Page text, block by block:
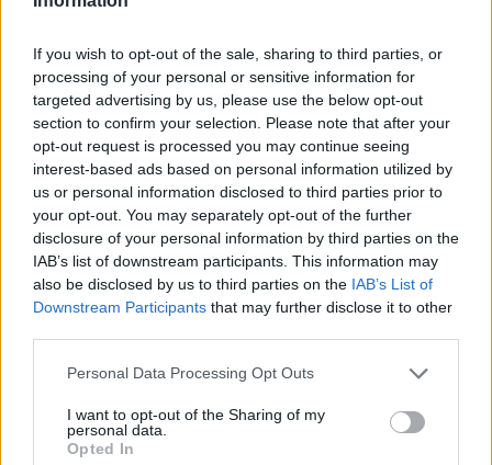
If you wish to opt-out of the sale, sharing to third parties, or
processing of your personal or sensitive information for
targeted advertising by us, please use the below opt-out
section to confirm your selection. Please note that after your
opt-out request is processed you may continue seeing
interest-based ads based on personal information utilized by
us or personal information disclosed to third parties prior to
your opt-out. You may separately opt-out of the further
disclosure of your personal information by third parties on the
IAB’s list of downstream participants. This information may
also be disclosed by us to third parties on the IAB’s List of
Downstream Participants that may further disclose it to other
Please note that this website/app uses one or more Google
not limited to your visit or usage behaviour. You may click to
grant or deny consent to Google and its third-party tags to
use your data for below specified purposes in below Google
Personal Data Processing Opt Outs
I want to opt-out of the Sharing of my
personal data.
Opted In
milyen elvárással vagytok a „hatalmasok”, az
vagy alakítjátok a mindennapokat?
Hova tovább politika? Talán mégsem Észak-
Koreában élünk, ahol családi ágon öröklődik
a hatalomátadás és diktálás…tényleg ezt
akarjuk, ezt érdemeljük? Nem furcsa, hogy
évtizedek óta a más véleményen lévőknek
annyi, ahogy a szervilis párthűség felülír
minden rációt? Meddig is?
Művészet és határaink – legyen szó zenéről,
irodalomról, képzőművészetről – ez a vidék
rengeteg tehetséget, sztárt termelt….van
hol a tartalékunk? Kerekasztalokkal,
kiállításokkal és sok-sok zenével keressük a